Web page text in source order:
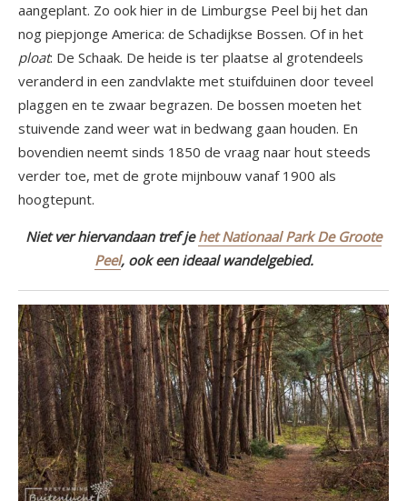
aangeplant. Zo ook hier in de Limburgse Peel bij het dan
nog piepjonge America: de Schadijkse Bossen. Of in het
ploat: De Schaak. De heide is ter plaatse al grotendeels
veranderd in een zandvlakte met stuifduinen door teveel
plaggen en te zwaar begrazen. De bossen moeten het
stuivende zand weer wat in bedwang gaan houden. En
bovendien neemt sinds 1850 de vraag naar hout steeds
verder toe, met de grote mijnbouw vanaf 1900 als
hoogtepunt.
Niet ver hiervandaan tref jehet Nationaal Park De Groote
Peel, ook een ideaal wandelgebied.